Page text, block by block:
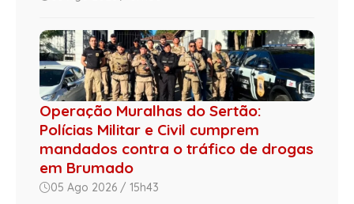
Operação Muralhas do Sertão:
Polícias Militar e Civil cumprem
mandados contra o tráfico de drogas
em Brumado
05 Ago 2026 / 15h43